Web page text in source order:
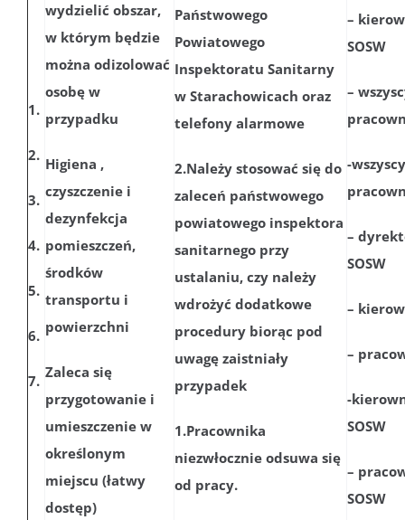
1.
2.
3.
4.
5.
6.
7.
wydzielić obszar,
w którym będzie
można odizolować
osobę w
przypadku
Higiena ,
czyszczenie i
dezynfekcja
pomieszczeń,
środków
transportu i
powierzchni
Zaleca się
przygotowanie i
umieszczenie w
określonym
miejscu (łatwy
dostęp)
Państwowego
Powiatowego
Inspektoratu Sanitarny
w Starachowicach oraz
telefony alarmowe
2.Należy stosować się do
zaleceń państwowego
powiatowego inspektora
sanitarnego przy
ustalaniu, czy należy
wdrożyć dodatkowe
procedury biorąc pod
uwagę zaistniały
przypadek
1.Pracownika
niezwłocznie odsuwa się
od pracy.
–
SOSW
–
-wszyscy
–
SOSW
–
–
-
SOSW
–
SOSW